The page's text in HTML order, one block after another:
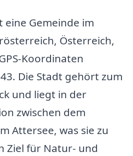
eine Gemeinde im
Österreich,
Koordinaten
Die Stadt gehört zum
und liegt in der
zwischen dem
Attersee, was sie zu
Ziel für Natur- und